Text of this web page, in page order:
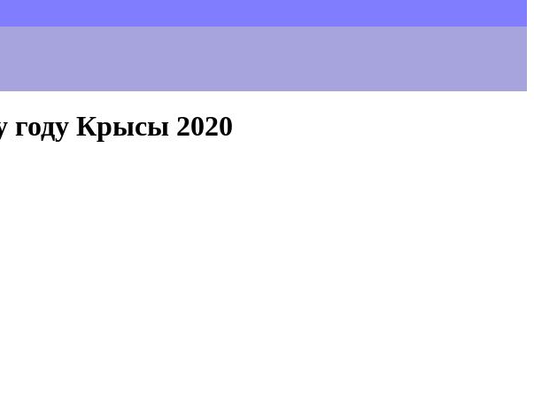
году Крысы 2020